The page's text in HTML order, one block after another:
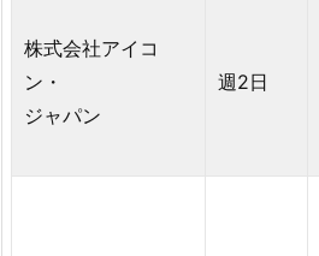
株式会社アイコ
ン・
ジャパン
週2日